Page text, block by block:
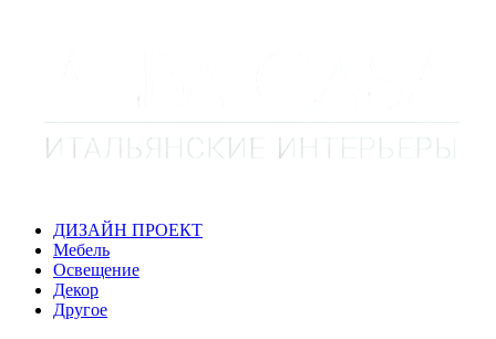
ДИЗАЙН ПРОЕКТ
Мебель
Освещение
Декор
Другое